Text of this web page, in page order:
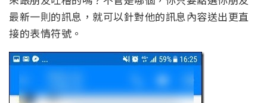
最新一則的訊息，就可以針對他的訊息內容送出更直
接的表情符號。